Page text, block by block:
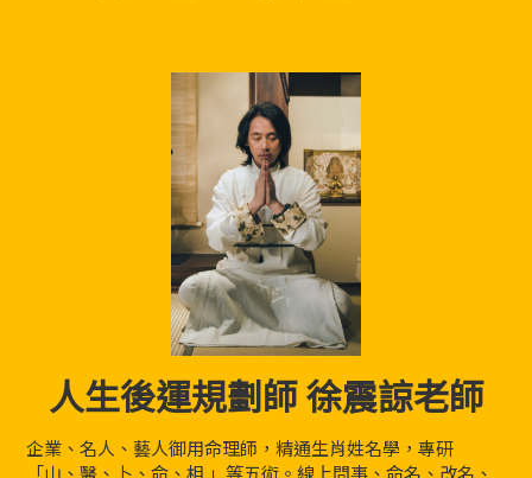
人生後運規劃師 徐震諒老師
企業、名人、藝人御用命理師，精通生肖姓名學，專研